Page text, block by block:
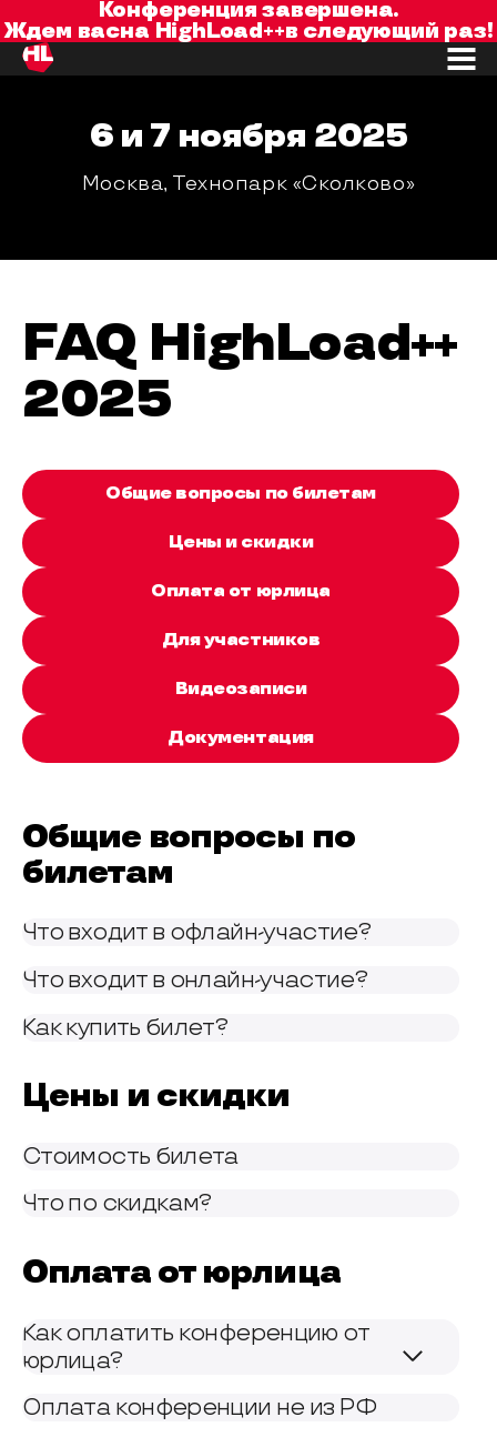
Конференция завершена.
Ждем васна HighLoad++в следующий раз!
6 и 7 ноября 2025
Москва, Технопарк «Сколково»
FAQ HighLoad++
2025
Общие вопросы по билетам
Цены и скидки
Оплата от юрлица
Для участников
Видеозаписи
Документация
Общие вопросы по
билетам
Что входит в офлайн-участие?
Что входит в онлайн-участие?
Как купить билет?
Цены и скидки
Стоимость билета
Что по скидкам?
Оплата от юрлица
Как оплатить конференцию от
юрлица?
Оплата конференции не из РФ